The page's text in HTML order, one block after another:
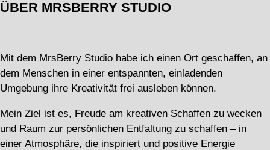
ÜBER MRSBERRY STUDIO
Mit dem MrsBerry Studio habe ich einen Ort geschaffen, an
dem Menschen in einer entspannten, einladenden
Umgebung ihre Kreativität frei ausleben können.
Mein Ziel ist es, Freude am kreativen Schaffen zu wecken
und Raum zur persönlichen Entfaltung zu schaffen – in
einer Atmosphäre, die inspiriert und positive Energie